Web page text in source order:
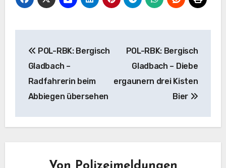
POL-RBK: Bergisch
Gladbach –
Radfahrerin beim
Abbiegen übersehen
POL-RBK: Bergisch
Gladbach – Diebe
ergaunern drei Kisten
Bier